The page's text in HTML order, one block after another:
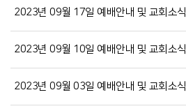
2023년 09월 17일 예배안내 및 교회소식
2023년 09월 10일 예배안내 및 교회소식
2023년 09월 03일 예배안내 및 교회소식